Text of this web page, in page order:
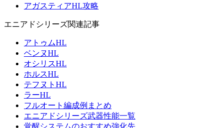
アガスティアHL攻略
エニアドシリーズ関連記事
アトゥムHL
ベンヌHL
オシリスHL
ホルスHL
テフヌトHL
ラーHL
フルオート編成例まとめ
エニアドシリーズ武器性能一覧
覚醒システムのおすすめ強化先